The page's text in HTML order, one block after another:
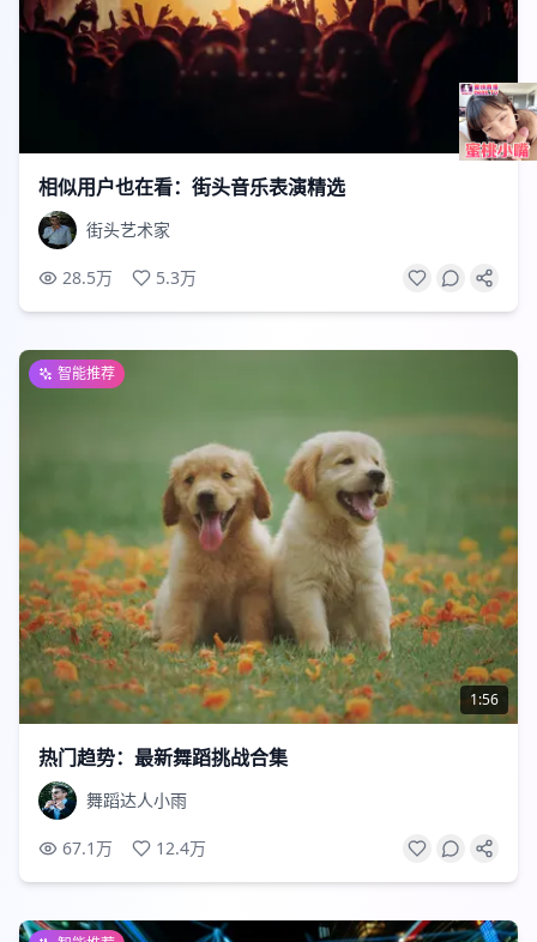
2:48
相似用户也在看：街头音乐表演精选
街头艺术家
28.5万 5.3万
1:56
热门趋势：最新舞蹈挑战合集
舞蹈达人小雨
67.1万 12.4万
智能推荐